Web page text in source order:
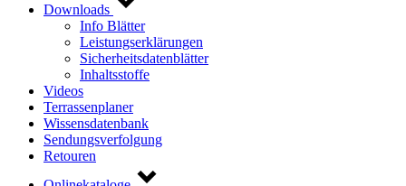
Downloads
Info Blätter
Leistungserklärungen
Sicherheitsdatenblätter
Inhaltsstoffe
Videos
Terrassenplaner
Wissensdatenbank
Sendungsverfolgung
Retouren